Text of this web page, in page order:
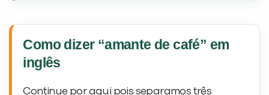
Como dizer “amante de café” em
inglês
Continue por aqui pois separamos três